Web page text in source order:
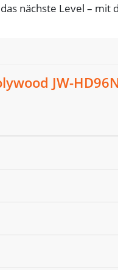
nächste Level – mit
JW-